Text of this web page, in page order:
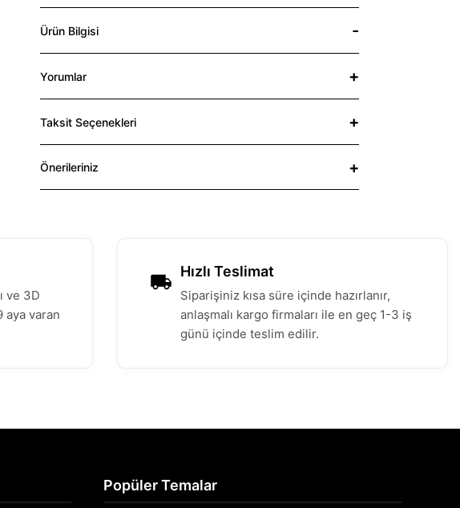
Ürün Bilgisi
Yorumlar
Taksit Seçenekleri
Önerileriniz
ve 3D
aya varan
Hızlı Teslimat
Siparişiniz kısa süre içinde hazırlanır,
anlaşmalı kargo firmaları ile en geç 1-3 iş
günü içinde teslim edilir.
Popüler Temalar